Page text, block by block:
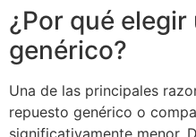
¿Por qué
genérico?
Una de las principales
repuesto genérico o
significativamente menor.